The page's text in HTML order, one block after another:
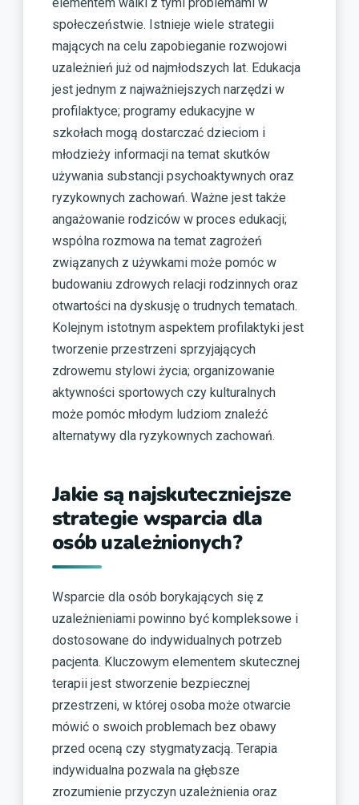
społeczeństwie. Istnieje wiele strategii
mających na celu zapobieganie rozwojowi
uzależnień już od najmłodszych lat. Edukacja
jest jednym z najważniejszych narzędzi w
profilaktyce; programy edukacyjne w
szkołach mogą dostarczać dzieciom i
młodzieży informacji na temat skutków
używania substancji psychoaktywnych oraz
ryzykownych zachowań. Ważne jest także
angażowanie rodziców w proces edukacji;
wspólna rozmowa na temat zagrożeń
związanych z używkami może pomóc w
budowaniu zdrowych relacji rodzinnych oraz
otwartości na dyskusję o trudnych tematach.
Kolejnym istotnym aspektem profilaktyki jest
tworzenie przestrzeni sprzyjających
zdrowemu stylowi życia; organizowanie
aktywności sportowych czy kulturalnych
może pomóc młodym ludziom znaleźć
alternatywy dla ryzykownych zachowań.
Jakie są najskuteczniejsze
strategie wsparcia dla
osób uzależnionych?
Wsparcie dla osób borykających się z
uzależnieniami powinno być kompleksowe i
dostosowane do indywidualnych potrzeb
pacjenta. Kluczowym elementem skutecznej
terapii jest stworzenie bezpiecznej
przestrzeni, w której osoba może otwarcie
mówić o swoich problemach bez obawy
przed oceną czy stygmatyzacją. Terapia
indywidualna pozwala na głębsze
zrozumienie przyczyn uzależnienia oraz